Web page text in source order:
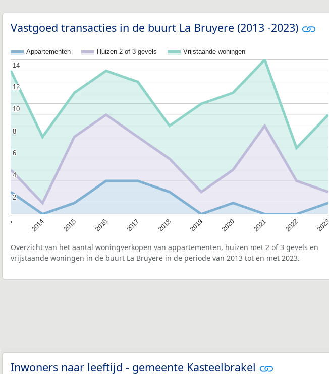
Vastgoed transacties in de buurt La Bruyere (2013 -2023)
Appartementen Huizen 2 of 3 gevels Vrijstaande woningen
2014 2015 2016 2017 2018 2019 2020 2021 2022 2023
2
2
4
4
6
6
8
8
10
10
12
12
14
14
Overzicht van het aantal woningverkopen van appartementen, huizen met 2 of 3 gevels en
vrijstaande woningen in de buurt La Bruyere in de periode van 2013 tot en met 2023.
Inwoners naar leeftijd - gemeente Kasteelbrakel